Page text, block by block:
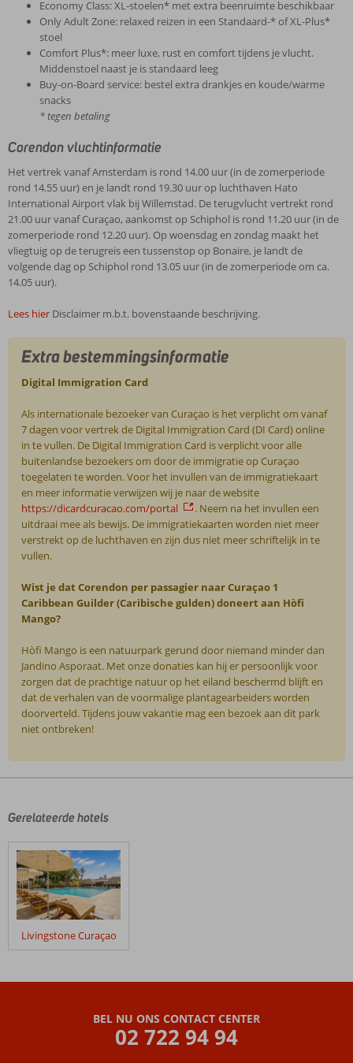
Economy Class: XL-stoelen* met extra beenruimte beschikbaar
Only Adult Zone: relaxed reizen in een Standaard-* of XL-Plus*
stoel
Comfort Plus*: meer luxe, rust en comfort tijdens je vlucht.
Middenstoel naast je is standaard leeg
Buy-on-Board service: bestel extra drankjes en koude/warme
snacks
* tegen betaling
Corendon vluchtinformatie
Het vertrek vanaf Amsterdam is rond 14.00 uur (in de zomerperiode
rond 14.55 uur) en je landt rond 19.30 uur op luchthaven Hato
International Airport vlak bij Willemstad. De terugvlucht vertrekt rond
21.00 uur vanaf Curaçao, aankomst op Schiphol is rond 11.20 uur (in de
zomerperiode rond 12.20 uur). Op woensdag en zondag maakt het
vliegtuig op de terugreis een tussenstop op Bonaire, je landt de
volgende dag op Schiphol rond 13.05 uur (in de zomerperiode om ca.
14.05 uur).
Lees hier Disclaimer m.b.t. bovenstaande beschrijving.
Extra bestemmingsinformatie
Digital Immigration Card
Als internationale bezoeker van Curaçao is het verplicht om vanaf
7 dagen voor vertrek de Digital Immigration Card (DI Card) online
in te vullen. De Digital Immigration Card is verplicht voor alle
buitenlandse bezoekers om door de immigratie op Curaçao
toegelaten te worden. Voor het invullen van de immigratiekaart
en meer informatie verwijzen wij je naar de website
https://dicardcuracao.com/portal
. Neem na het invullen een
uitdraai mee als bewijs. De immigratiekaarten worden niet meer
verstrekt op de luchthaven en zijn dus niet meer schriftelijk in te
vullen.
Wist je dat Corendon per passagier naar Curaçao 1
Caribbean Guilder (Caribische gulden) doneert aan Hòfi
Mango?
Hòfi Mango is een natuurpark gerund door niemand minder dan
Jandino Asporaat. Met onze donaties kan hij er persoonlijk voor
zorgen dat de prachtige natuur op het eiland beschermd blijft en
dat de verhalen van de voormalige plantagearbeiders worden
doorverteld. Tijdens jouw vakantie mag een bezoek aan dit park
niet ontbreken!
door
klanten
geschreven
na
hun
verblijf
Livingstone
Gerelateerde hotels
Livingstone Curaçao
BEL NU ONS CONTACT CENTER
02 722 94 94